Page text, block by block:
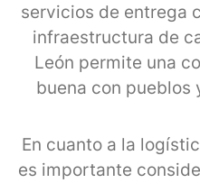
servicios de entrega
infraestructura de
León permite una
buena con pueblos
En cuanto a la
es importante